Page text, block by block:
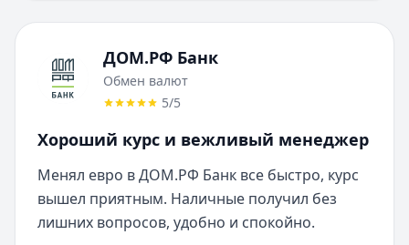
ДОМ.РФ Банк
Обмен валют
5/5
Хороший курс и вежливый менеджер
Менял евро в ДОМ.РФ Банк все быстро, курс
вышел приятным. Наличные получил без
лишних вопросов, удобно и спокойно.